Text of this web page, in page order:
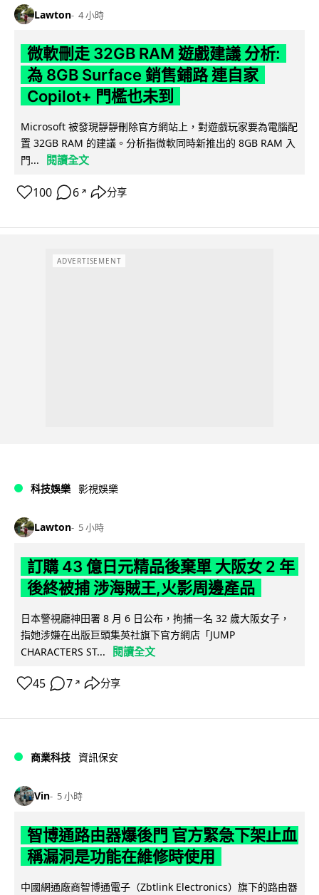
Lawton 4 小時
微軟刪走 32GB RAM 遊戲建議 分析:
為 8GB Surface 銷售鋪路 連自家
Copilot+ 門檻也未到
Microsoft 被發現靜靜刪除官方網站上，對遊戲玩家要為電腦配
置 32GB RAM 的建議。分析指微軟同時新推出的 8GB RAM 入
門...
閱讀全文
100 6 ↗ 分享
ADVERTISEMENT
科技娛樂 影視娛樂
Lawton 5 小時
訂購 43 億日元精品後棄單 大阪女 2 年
後終被捕 涉海賊王,火影周邊產品
日本警視廳神田署 8 月 6 日公布，拘捕一名 32 歲大阪女子，
指她涉嫌在出版巨頭集英社旗下官方網店「JUMP
CHARACTERS ST...
閱讀全文
45 7 ↗ 分享
商業科技 資訊保安
Vin 5 小時
智博通路由器爆後門 官方緊急下架止血
稱漏洞是功能在維修時使用
中國網通廠商智博通電子（Zbtlink Electronics）旗下的路由器